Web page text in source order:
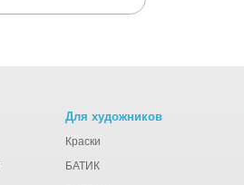
Для художников
Краски
БАТИК